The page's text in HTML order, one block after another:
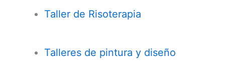
Taller de Risoterapia
Talleres de pintura y diseño